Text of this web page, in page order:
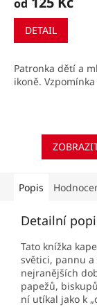
od
DETAIL
Patronka dětí a
ikoně.
Popis
Detailní
Tato knížka
světici, pannu
nejranějších
papežů,
ní utíkal jako k